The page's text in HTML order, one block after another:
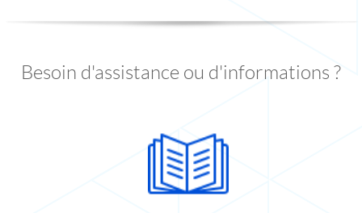
Besoin d'assistance ou d'informations ?